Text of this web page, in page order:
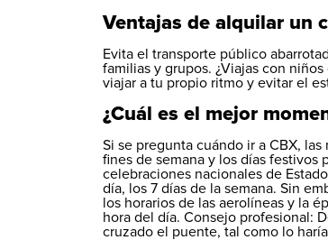
Ventajas de alquilar un
Evita el transporte público
familias y grupos. ¿Viajas con
viajar a tu propio ritmo y evitar el
¿Cuál es el mejor
Si se pregunta cuándo ir a CBX,
fines de semana y los días festivos
celebraciones nacionales de
día, los 7 días de la semana. Sin
los horarios de las aerolíneas y la
hora del día. Consejo profesional:
cruzado el puente, tal como lo